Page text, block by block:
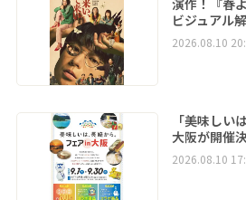
演作！『春
ビジュアル
2026.08.10
「美味しい
大阪が開催
2026.08.10